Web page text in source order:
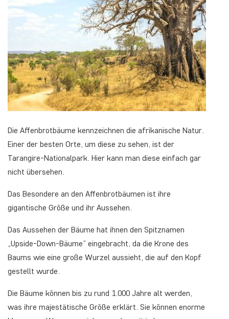
Die Affenbrotbäume kennzeichnen die afrikanische Natur.
Einer der besten Orte, um diese zu sehen, ist der
Tarangire-Nationalpark. Hier kann man diese einfach gar
nicht übersehen.
Das Besondere an den Affenbrotbäumen ist ihre
gigantische Größe und ihr Aussehen.
Das Aussehen der Bäume hat ihnen den Spitznamen
„Upside-Down-Bäume“ eingebracht, da die Krone des
Baums wie eine große Wurzel aussieht, die auf den Kopf
gestellt wurde.
Die Bäume können bis zu rund 1.000 Jahre alt werden,
was ihre majestätische Größe erklärt. Sie können enorme